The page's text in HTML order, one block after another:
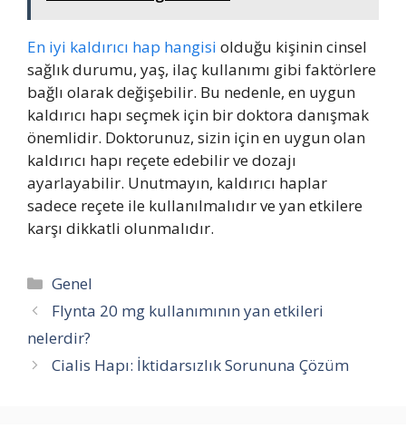
En iyi kaldırıcı hap hangisi olduğu kişinin cinsel
sağlık durumu, yaş, ilaç kullanımı gibi faktörlere
bağlı olarak değişebilir. Bu nedenle, en uygun
kaldırıcı hapı seçmek için bir doktora danışmak
önemlidir. Doktorunuz, sizin için en uygun olan
kaldırıcı hapı reçete edebilir ve dozajı
ayarlayabilir. Unutmayın, kaldırıcı haplar
sadece reçete ile kullanılmalıdır ve yan etkilere
karşı dikkatli olunmalıdır.
Kategoriler
Genel
Flynta 20 mg kullanımının yan etkileri
nelerdir?
Cialis Hapı: İktidarsızlık Sorununa Çözüm